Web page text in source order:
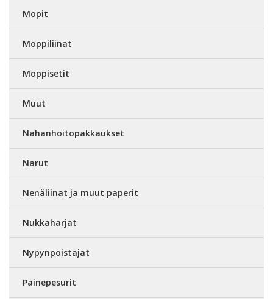
Mopit
Moppiliinat
Moppisetit
Muut
Nahanhoitopakkaukset
Narut
Nenäliinat ja muut paperit
Nukkaharjat
Nypynpoistajat
Painepesurit